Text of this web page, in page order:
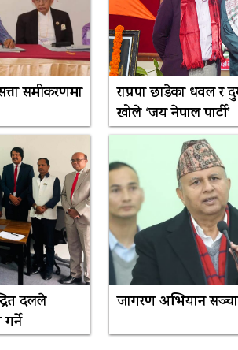
समीकरणमा
राप्रपा छाडेका धवल र
खोले ‘जय नेपाल पार्टी’
दलले
जागरण अभियान